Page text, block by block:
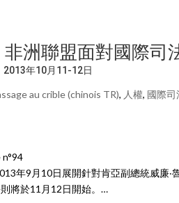
非洲聯盟面對國際司
2013年10月11-12日
au crible (chinois TR), 人權, 國際司
n°94
年9月10日展開針對肯亞副總統威廉‧
將於11月12日開始。…